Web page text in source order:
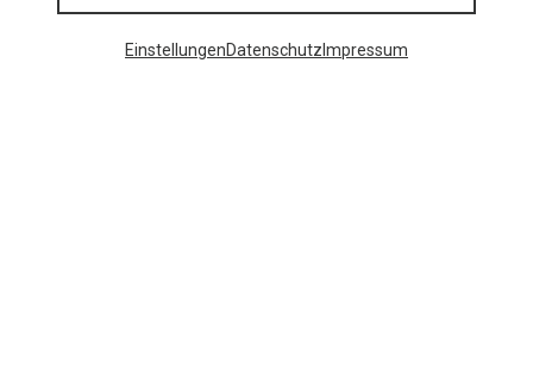
EinstellungenDatenschutz Impressum